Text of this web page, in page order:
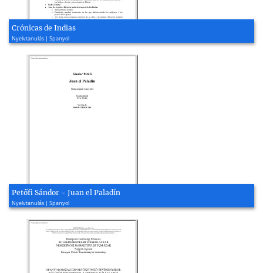
Crónicas de Indias
Nyelvtanulás | Spanyol
Petőfi Sándor - Juan el Paladín
Nyelvtanulás | Spanyol